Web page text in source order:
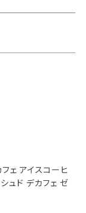
ェ アイスコーヒ
ュド デカフェ ゼ